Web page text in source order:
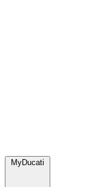
MyDucati